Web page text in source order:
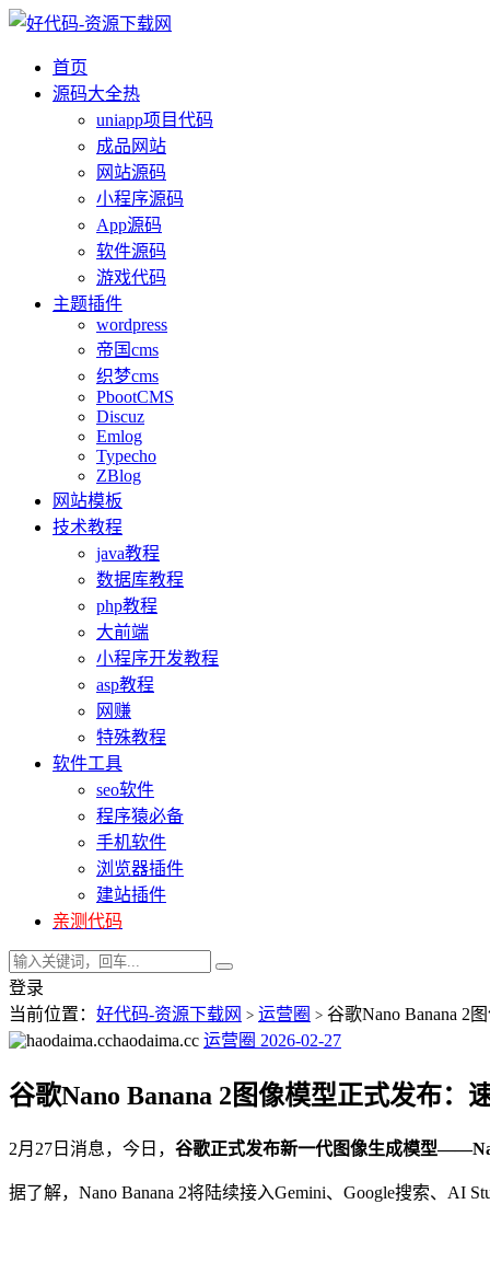
首页
源码大全热
uniapp项目代码
成品网站
网站源码
小程序源码
App源码
软件源码
游戏代码
主题插件
wordpress
帝国cms
织梦cms
PbootCMS
Discuz
Emlog
Typecho
ZBlog
网站模板
技术教程
java教程
数据库教程
php教程
大前端
小程序开发教程
asp教程
网赚
特殊教程
软件工具
seo软件
程序猿必备
手机软件
浏览器插件
建站插件
亲测代码
登录
当前位置： 好代码-资源下载网 > 运营圈 > 谷歌Nano Banana 2
haodaima.cc 运营圈 2026-02-27
谷歌Nano Banana 2图像模型正式发布：
2月27日消息，今日， 谷歌正式发布新一代图像生成模型
据了解，Nano Banana 2将陆续接入Gemini、Google搜索、AI